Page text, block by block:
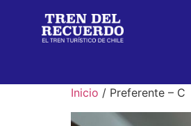
Inicio / Preferente – C